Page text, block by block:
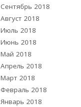
Сентябрь 2018
Август 2018
Июль 2018
Июнь 2018
Май 2018
Апрель 2018
Март 2018
Февраль 2018
Январь 2018